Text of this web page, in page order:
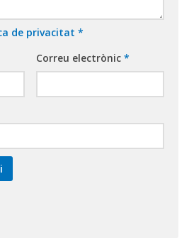
de privacitat *
Correu electrònic *